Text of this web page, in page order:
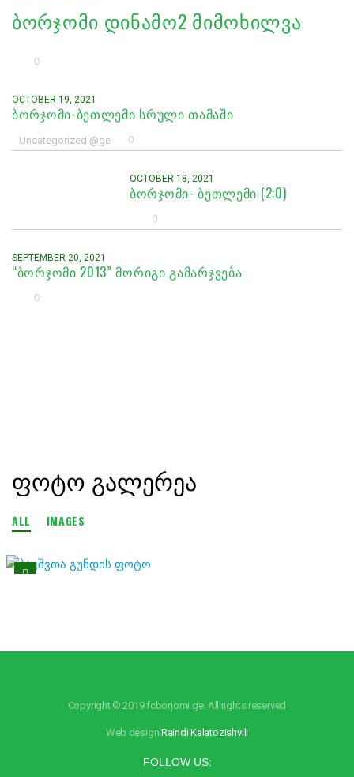
ᲑᲝᲠᲯᲝᲛᲘ ᲓᲘᲜᲐᲛᲝ2 ᲛᲘᲛᲝᲮᲘᲚᲕᲐ
0
OCTOBER 19, 2021
ᲑᲝᲠᲯᲝᲛᲘ-ᲑᲔᲗᲚᲔᲛᲘ ᲡᲠᲣᲚᲘ ᲗᲐᲛᲐᲨᲘ
Uncategorized @ge 0
OCTOBER 18, 2021
ᲑᲝᲠᲯᲝᲛᲘ- ᲑᲔᲗᲚᲔᲛᲘ (2:0)
0
SEPTEMBER 20, 2021
“ᲑᲝᲠᲯᲝᲛᲘ 2013” ᲛᲝᲠᲘᲒᲘ ᲒᲐᲛᲐᲠᲯᲕᲔᲑᲐ
0
ᲤᲝᲢᲝ ᲒᲐᲚᲔᲠᲔᲐ
ALL IMAGES
Copyright © 2019 fcborjomi.ge. All rights reserved
Web design Raindi Kalatozishvili
FOLLOW US: